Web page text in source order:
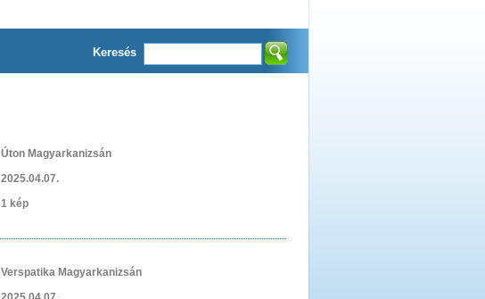
Keresés
Úton Magyarkanizsán
2025.04.07.
1 kép
Verspatika Magyarkanizsán